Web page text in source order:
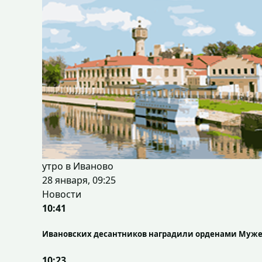
утро в Иваново
28 января, 09:25
Новости
10:41
Ивановских десантников наградили орденами